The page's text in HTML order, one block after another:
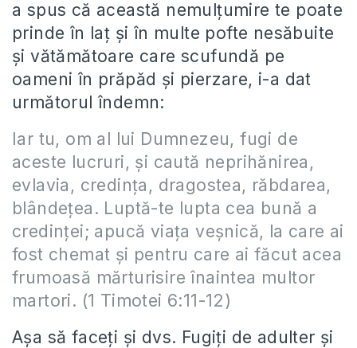
a spus că această nemulțumire te poate
prinde în laț și în multe pofte nesăbuite
și vătămătoare care scufundă pe
oameni în prăpăd și pierzare, i-a dat
următorul îndemn:
Iar tu, om al lui Dumnezeu, fugi de
aceste lucruri, şi caută neprihănirea,
evlavia, credinţa, dragostea, răbdarea,
blândeţea. Luptă-te lupta cea bună a
credinţei; apucă viaţa veşnică, la care ai
fost chemat şi pentru care ai făcut acea
frumoasă mărturisire înaintea multor
martori. (1 Timotei 6:11-12)
Așa să faceți și dvs. Fugiți de adulter și